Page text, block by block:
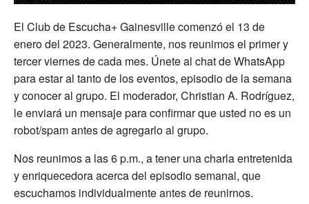
El Club de Escucha+ Gainesville comenzó el 13 de
enero del 2023. Generalmente, nos reunimos el primer y
tercer viernes de cada mes. Únete al chat de WhatsApp
para estar al tanto de los eventos, episodio de la semana
y conocer al grupo. El moderador, Christian A. Rodríguez,
le enviará un mensaje para confirmar que usted no es un
robot/spam antes de agregarlo al grupo.
Nos reunimos a las 6 p.m., a tener una charla entretenida
y enriquecedora acerca del episodio semanal, que
escuchamos individualmente antes de reunirnos.